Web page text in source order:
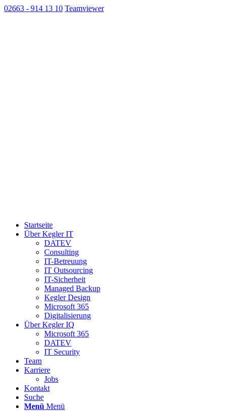
02663 - 914 13 10 Teamviewer
Startseite
Über Kegler IT
DATEV
Consulting
IT-Betreuung
IT Outsourcing
IT-Sicherheit
Managed Backup
Kegler Design
Microsoft 365
Digitalisierung
Über Kegler IQ
Microsoft 365
DATEV
IT Security
Team
Karriere
Jobs
Kontakt
Suche
Menü Menü